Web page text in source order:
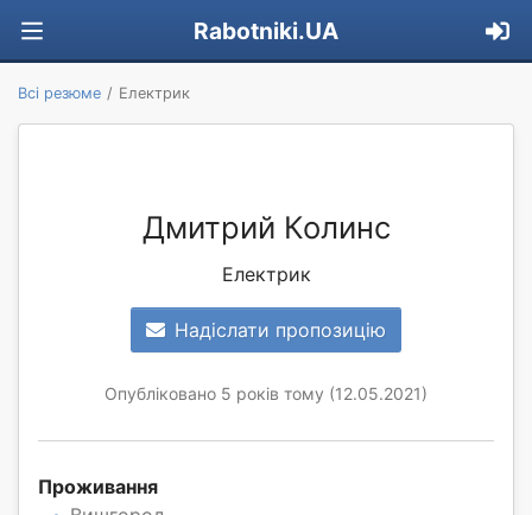
Rabotniki.UA
Всі резюме Електрик
Дмитрий Колинс
Електрик
Надіслати пропозицію
Опубліковано 5 років тому (12.05.2021)
Проживання